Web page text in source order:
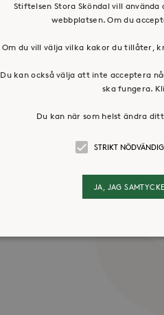
Jobba hos oss
Stiftelsen Stora Sköndal vill
webbplatsen. Om du
Om du vill välja vilka kakor du tillåter,
Du kan också välja att inte acceptera
ska fungera.
Du kan när som helst ändra
STRIKT
JA, JAG